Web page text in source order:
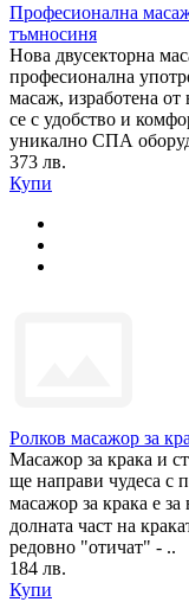
Професионална
тъмносиня
Нова двусекторна
професионална
масаж, изработена от
се с удобство и
уникално СПА
373 лв.
Купи
Ролков масажор за
Масажор за крака и
ще направи чудеса с
масажор за крака е
долната част на
редовно "отичат" - ..
184 лв.
Купи